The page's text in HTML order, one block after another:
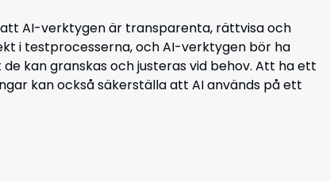
AI-verktygen är transparenta, rättvisa och
i testprocesserna, och AI-verktygen bör ha
kan granskas och justeras vid behov. Att ha ett
kan också säkerställa att AI används på ett